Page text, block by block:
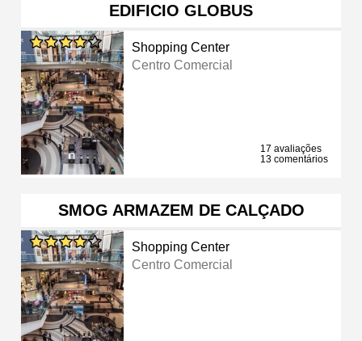
EDIFICIO GLOBUS
Shopping Center
Centro Comercial
17 avaliações
13 comentários
SMOG ARMAZEM DE CALÇADO
Shopping Center
Centro Comercial